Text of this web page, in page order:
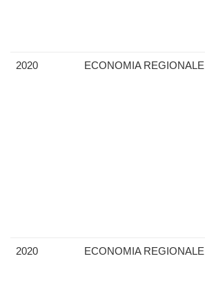
2020 ECONOMIA REGIONALE
2020 ECONOMIA REGIONALE